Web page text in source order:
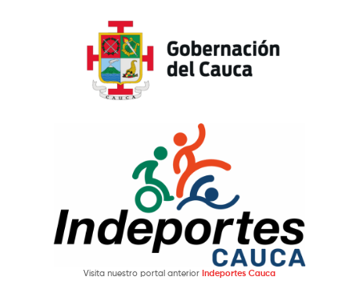
Visita nuestro portal anterior Indeportes Cauca